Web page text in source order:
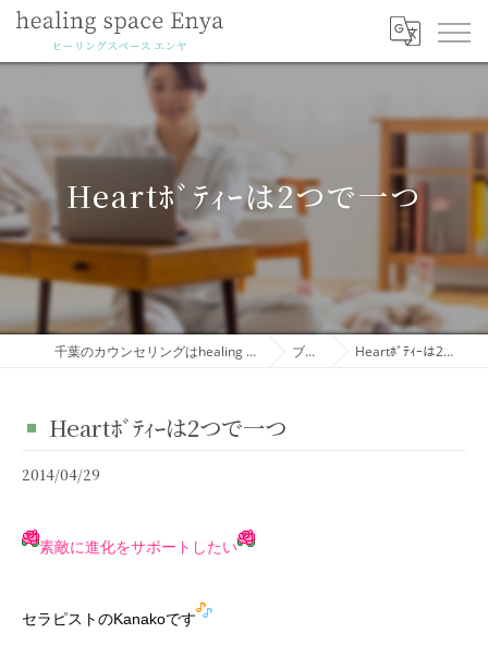
Heartﾎﾞﾃｨｰは2つで一つ
千葉のカウンセリングはhealing space Enya ブログ Heartﾎﾞﾃｨｰは2つで一つ
Heartﾎﾞﾃｨｰは2つで一つ
2014/04/29
素敵に進化をサポートしたい
セラピストのKanakoです